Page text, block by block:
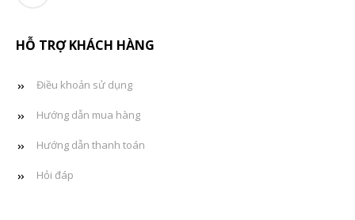
HỖ TRỢ KHÁCH HÀNG
Điều khoản sử dụng
Hướng dẫn mua hàng
Hướng dẫn thanh toán
Hỏi đáp